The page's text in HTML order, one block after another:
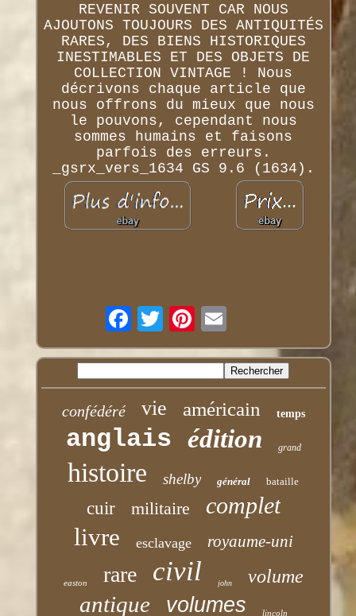
REVENIR SOUVENT CAR NOUS
AJOUTONS TOUJOURS DES ANTIQUITÉS
RARES, DES BIENS HISTORIQUES
INESTIMABLES ET DES OBJETS DE
COLLECTION VINTAGE ! Nous
décrivons chaque article que
nous offrons du mieux que nous
le pouvons, cependant nous
sommes humains et faisons
parfois des erreurs.
_gsrx_vers_1634 GS 9.6 (1634).
confédéré vie américain temps
anglais édition grand
histoire shelby général bataille
cuir militaire complet
livre esclavage royaume-uni
easton rare civil john volume
antique volumes lincoln